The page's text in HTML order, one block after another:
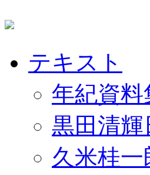
テキスト
年紀資料
黒田清輝
久米桂